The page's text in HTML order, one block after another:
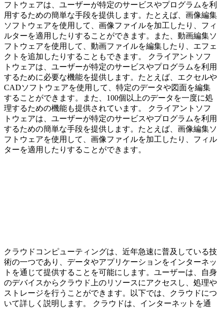
フトウェアは、ユーザーが特定のサービスやプログラムを利
用するための簡単な手段を提供します。たとえば、画像編集
ソフトウェアを使用して、画像ファイルを加工したり、フィ
ルターを適用したりすることができます。また、動画編集ソ
フトウェアを使用して、動画ファイルを編集したり、エフェ
クトを追加したりすることもできます。 クライアントソフ
トウェアは、ユーザーが特定のサービスやプログラムを利用
するために必要な機能を提供します。たとえば、エクセルや
CADソフトウェアを使用して、特定のデータや図面を編集
することができます。また、100個以上のデータを一度に処
理するための機能も提供されています。 クライアントソフ
トウェアは、ユーザーが特定のサービスやプログラムを利用
するための簡単な手段を提供します。たとえば、画像編集ソ
フトウェアを使用して、画像ファイルを加工したり、フィル
ターを適用したりすることができます。
クラウドコンピューティングは、近年急速に普及している技
術の一つであり、データやアプリケーションをインターネッ
トを通じて提供することを可能にします。ユーザーは、自身
のデバイスからクラウド上のリソースにアクセスし、処理や
ストレージを行うことができます。以下では、クラウドにつ
いて詳しく説明します。 クラウドは、インターネットを通